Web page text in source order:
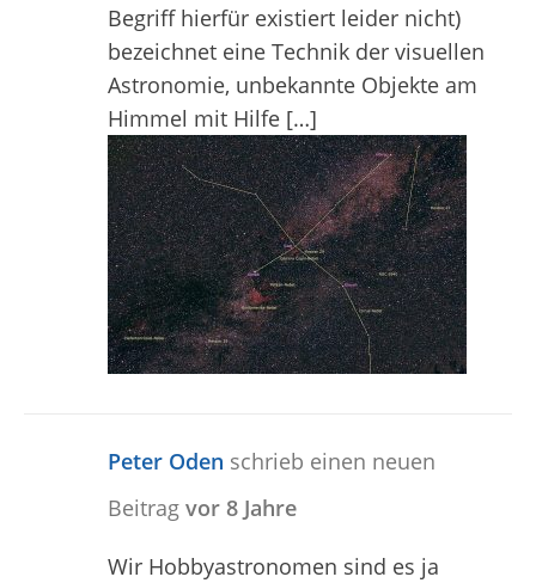
Begriff hierfür existiert leider nicht)
bezeichnet eine Technik der visuellen
Astronomie, unbekannte Objekte am
Himmel mit Hilfe […]
Peter Oden schrieb einen neuen
Beitrag vor 8 Jahre
Wir Hobbyastronomen sind es ja